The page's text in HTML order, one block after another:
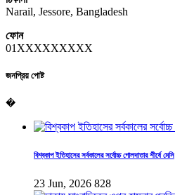
Narail, Jessore, Bangladesh
ফোন
01XXXXXXXXX
জনপ্রিয় পোষ্ট
�
বিশ্বকাপ ইতিহাসের সর্বকালের সর্বোচ্চ গোলদাতার শীর্ষে মেসি
23 Jun, 2026 828